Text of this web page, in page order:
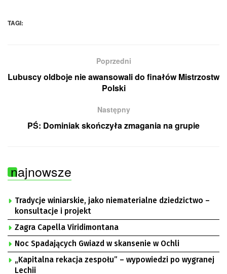
TAGI:
Poprzedni
Lubuscy oldboje nie awansowali do finałów Mistrzostw
Polski
Następny
PŚ: Dominiak skończyła zmagania na grupie
najnowsze
Tradycje winiarskie, jako niematerialne dziedzictwo –
konsultacje i projekt
Zagra Capella Viridimontana
Noc Spadających Gwiazd w skansenie w Ochli
„Kapitalna rekacja zespołu” – wypowiedzi po wygranej
Lechii